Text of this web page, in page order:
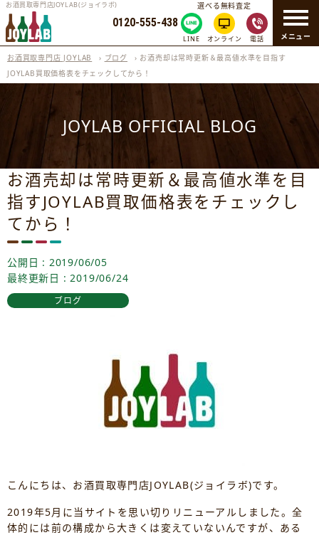
メニュー
お酒買取専門店JOYLAB(ジョイラボ)
0120-555-438
選べる無料査定
LINE オンライン 電話
お酒買取専門店 JOYLAB › ブログ › お酒売却は常時更新＆最高値水準を目指す
JOYLAB買取価格表をチェックしてから！
JOYLAB OFFICIAL BLOG
お酒売却は常時更新＆最高値水準を目
指すJOYLAB買取価格表をチェックし
てから！
公開日 : 2019/06/05
最終更新日 : 2019/06/24
ブログ
こんにちは、お酒買取専門店JOYLAB(ジョイラボ)です。
2019年5月に当サイトを思い切りリニューアルしました。全
体的には前の構成から大きくは変えていないんですが、ある